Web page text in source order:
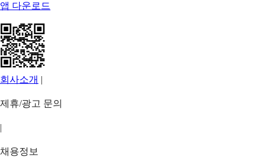
앱 다운로드
회사소개 |
제휴/광고 문의
|
채용정보